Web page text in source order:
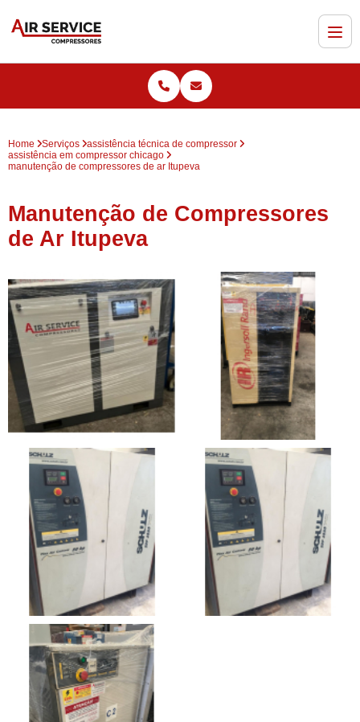
Home Serviços
assistência técnica de compressor
assistência em compressor chicago
manutenção de compressores de ar Itupeva
Manutenção de Compressores
de Ar Itupeva